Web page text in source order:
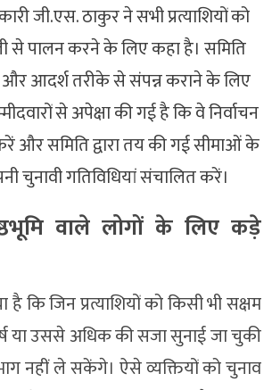
जी.एस. ठाकुर ने सभी प्रत्याशियों को
से पालन करने के लिए कहा है। समिति
और आदर्श तरीके से संपन्न कराने के लिए
से अपेक्षा की गई है कि वे निर्वाचन
और समिति द्वारा तय की गई सीमाओं के
चुनावी गतिविधियां संचालित करें।
वाले लोगों के लिए कड़े
है कि जिन प्रत्याशियों को किसी भी सक्षम
या उससे अधिक की सजा सुनाई जा चुकी
नहीं ले सकेंगे। ऐसे व्यक्तियों को चुनाव